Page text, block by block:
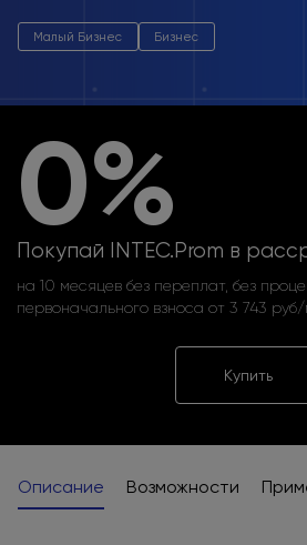
Малый Бизнес Бизнес
0%
Покупай INTEC.Prom в
на 10 месяцев без переплат, без
первоначального взноса от 3 743
Купить
Описание Возможности